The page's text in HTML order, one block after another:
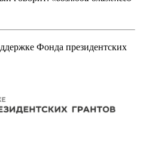
Фонда президентских